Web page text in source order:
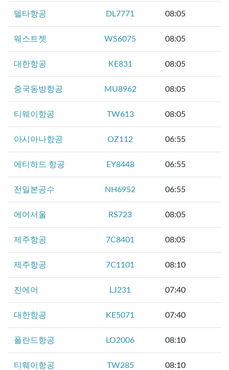
델타항공 DL7771 08:05
웨스트젯 WS6075 08:05
대한항공 KE831 08:05
중국동방항공 MU8962 08:05
티웨이항공 TW613 08:05
아시아나항공 OZ112 06:55
에티하드 항공 EY8448 06:55
전일본공수 NH6952 06:55
에어서울 RS723 08:05
제주항공 7C8401 08:05
제주항공 7C1101 08:10
진에어 LJ231 07:40
대한항공 KE5071 07:40
폴란드항공 LO2006 08:10
티웨이항공 TW285 08:10